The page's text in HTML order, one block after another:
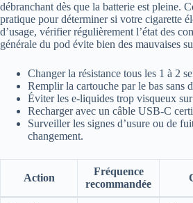
débranchant dès que la batterie est pleine.
pratique pour déterminer si votre cigarette
d’usage, vérifier régulièrement l’état des
générale du pod évite bien des mauvaises
Changer la résistance tous les 1 à 2
Remplir la cartouche par le bas sans
Éviter les e-liquides trop visqueux
Recharger avec un câble USB-C
Surveiller les signes d’usure ou de
changement.
Action
Fréquence
recommandée